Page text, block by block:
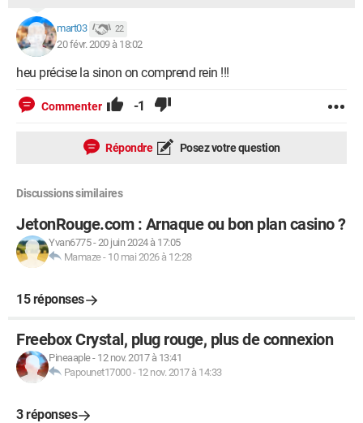
mart03 22
20 févr. 2009 à 18:02
heu précise la sinon on comprend rein !!!
Commenter -1
Répondre Posez votre question
Discussions similaires
JetonRouge.com : Arnaque ou bon plan casino ?
Yvan6775-20 juin 2024 à 17:05
Mamaze- 10 mai 2026 à 12:28
15 réponses
Freebox Crystal, plug rouge, plus de connexion
Pineaaple- 12 nov. 2017 à 13:41
Papounet17000- 12 nov. 2017 à 14:33
3 réponses